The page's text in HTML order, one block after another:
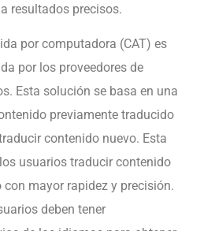
resultados precisos.
por computadora (CAT) es
por los proveedores de
Esta solución se basa en una
previamente traducido
contenido nuevo. Esta
usuarios traducir contenido
mayor rapidez y precisión.
deben tener